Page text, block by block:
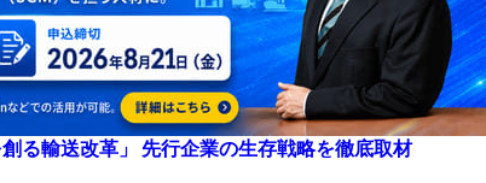
る輸送改革」 先行企業の生存戦略を徹底取材